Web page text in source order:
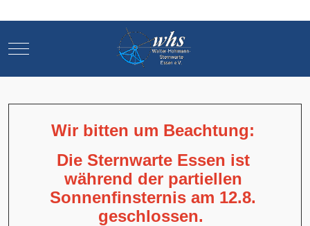
Mobile Menu Toggle
Wir bitten um Beachtung:
Die Sternwarte Essen ist
während der partiellen
Sonnenfinsternis am 12.8.
geschlossen.